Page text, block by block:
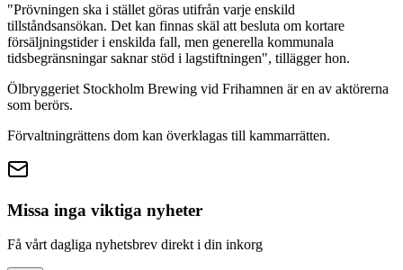
"Prövningen ska i stället göras utifrån varje enskild
tillståndsansökan. Det kan finnas skäl att besluta om kortare
försäljningstider i enskilda fall, men generella kommunala
tidsbegränsningar saknar stöd i lagstiftningen", tillägger hon.
Ölbryggeriet Stockholm Brewing vid Frihamnen är en av aktörerna
som berörs.
Förvaltningrättens dom kan överklagas till kammarrätten.
Missa inga viktiga nyheter
Få vårt dagliga nyhetsbrev direkt i din inkorg